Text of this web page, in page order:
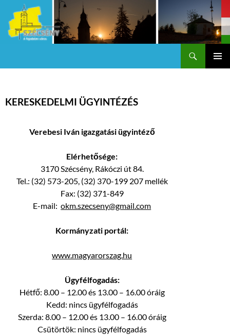
KERESKEDELMI ÜGYINTÉZÉS
Verebesi Iván igazgatási ügyintéző
Elérhetősége:
3170 Szécsény, Rákóczi út 84.
Tel.: (32) 573-205, (32) 370-199 207 mellék
Fax: (32) 371-849
E-mail:okm.szecseny@gmail.com
Kormányzati portál:
www.magyarorszag.hu
Ügyfélfogadás:
Hétfő: 8.00 – 12.00 és 13.00 – 16.00 óráig
Kedd: nincs ügyfélfogadás
Szerda: 8.00 – 12.00 és 13.00 – 16.00 óráig
Csütörtök: nincs ügyfélfogadás